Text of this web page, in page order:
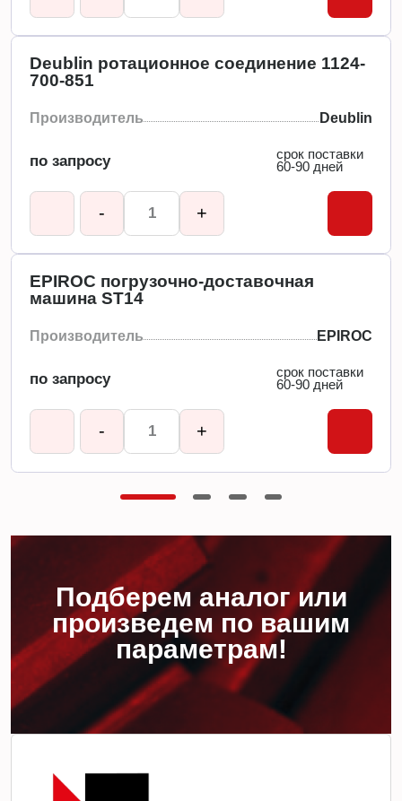
Deublin ротационное соединение 1124-
700-851
Производитель Deublin
по запросу
срок поставки
60-90 дней
- +
EPIROC погрузочно-доставочная
машина ST14
Производитель EPIROC
по запросу
срок поставки
60-90 дней
- +
Подберем аналог или
произведем по вашим
параметрам!